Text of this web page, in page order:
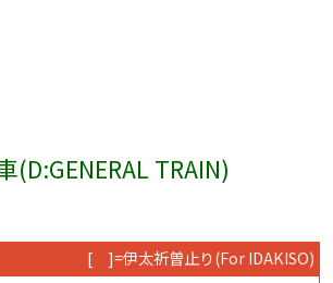
TRAIN)
[ ]=伊太祈曽止り(For IDAKISO)